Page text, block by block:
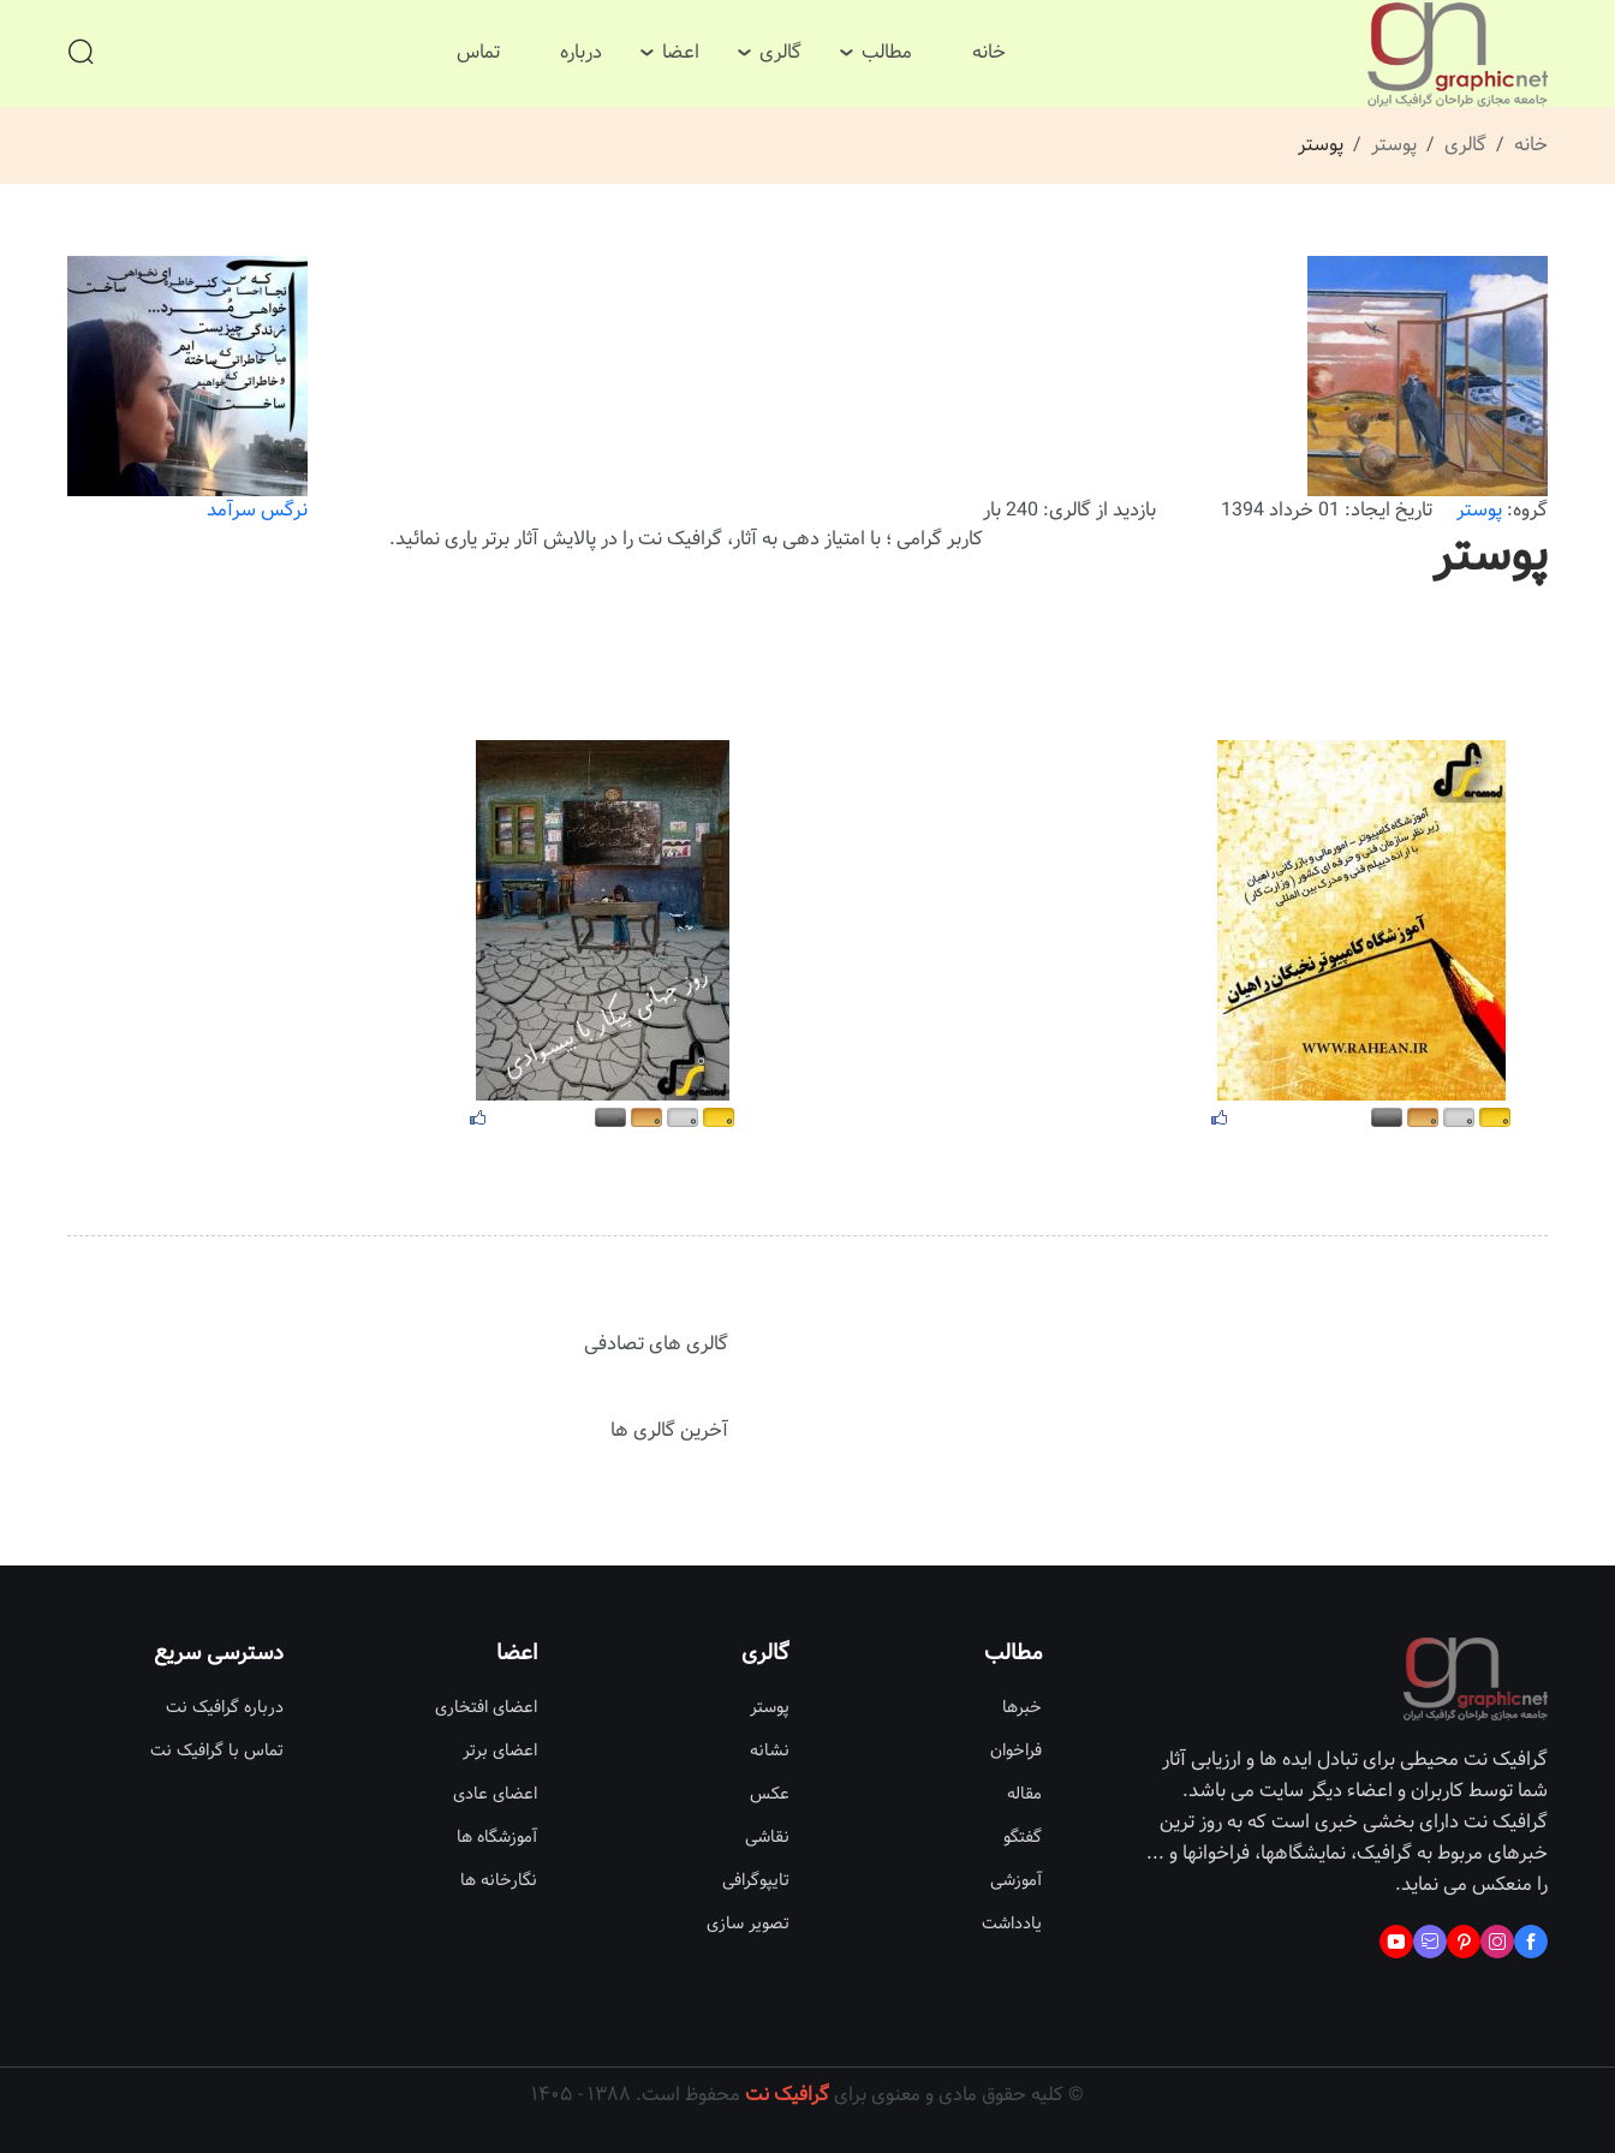
خانه مطالب گالری اعضا درباره تماس
خانه گالری پوستر پوستر
گروه:پوستر تاریخ ایجاد: 01 خرداد 1394 بازدید از گالری: 240 بار
پوستر
نرگس سرآمد
کاربر گرامی ؛ با امتیاز دهیبه آثار، گرافیک نت را در پالایش آثار برتر یاری نمائید.
۰ ۰ ۰ ۰ ۰ ۰ ۰ ۰
گالری های تصادفی
آخرین گالری ها
گرافیک نت محیطی برای تبادل ایده ها و ارزیابی آثار
شما توسط کاربران و اعضاء دیگر سایت می باشد.
گرافیک نت دارای بخشی خبری است که به روز ترین
خبرهای مربوط به گرافیک، نمایشگاهها، فراخوانها و ...
را منعکس می نماید.
مطالب
خبرها
فراخوان
مقاله
گفتگو
آموزشی
یادداشت
گالری
پوستر
نشانه
عکس
نقاشی
تایپوگرافی
تصویر سازی
اعضا
اعضای افتخاری
اعضای برتر
اعضای عادی
آموزشگاه ها
نگارخانه ها
دسترسی سریع
درباره گرافیک نت
تماس با گرافیک نت
© کلیه حقوق مادی و معنوی برایگرافیک نتمحفوظ است. ۱۳۸۸ - ۱۴۰۵